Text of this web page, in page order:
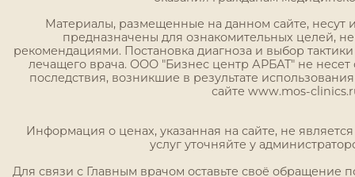
Материалы, размещенные на данном сайте,
предназначены для ознакомительных целей,
рекомендациями. Постановка диагноза и выбор
лечащего врача. ООО "Бизнес центр АРБАТ" не несет
последствия, возникшие в результате
сайте www.mos-
Информация о ценах, указанная на сайте, не
услуг уточняйте у
Для связи с Главным врачом оставьте своё обращение